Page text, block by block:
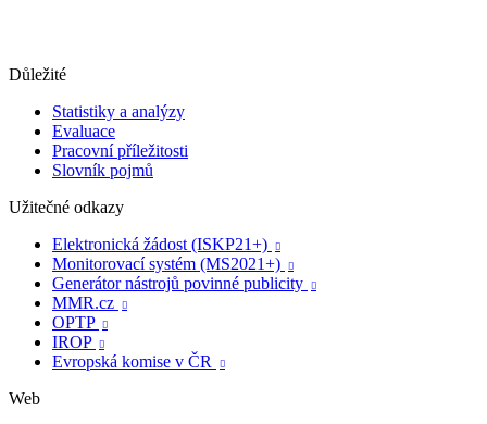
Důležité
Statistiky a analýzy
Evaluace
Pracovní příležitosti
Slovník pojmů
Užitečné odkazy
Elektronická žádost (ISKP21+)

Monitorovací systém (MS2021+) 
Generátor nástrojů povinné publicity 
MMR.cz 
OPTP 
IROP 
Evropská komise v ČR 
Web